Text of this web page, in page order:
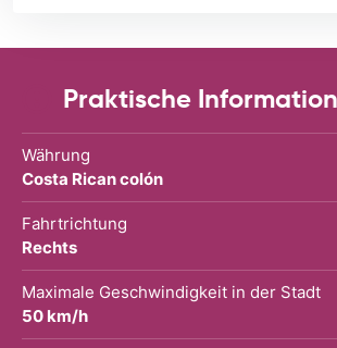
Praktische
Währung
Costa Rican colón
Fahrtrichtung
Rechts
Maximale Geschwindigkeit in der Stadt
50 km/h